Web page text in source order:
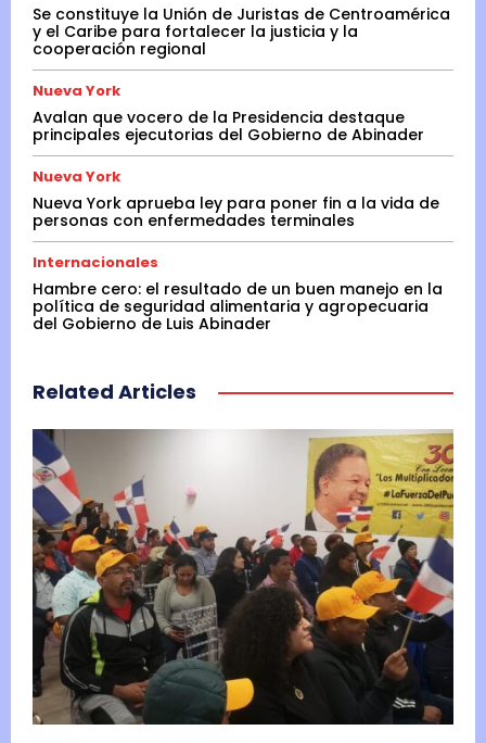
Se constituye la Unión de Juristas de Centroamérica
y el Caribe para fortalecer la justicia y la
cooperación regional
Nueva York
Avalan que vocero de la Presidencia destaque
principales ejecutorias del Gobierno de Abinader
Nueva York
Nueva York aprueba ley para poner fin a la vida de
personas con enfermedades terminales
Internacionales
Hambre cero: el resultado de un buen manejo en la
política de seguridad alimentaria y agropecuaria
del Gobierno de Luis Abinader
Related Articles